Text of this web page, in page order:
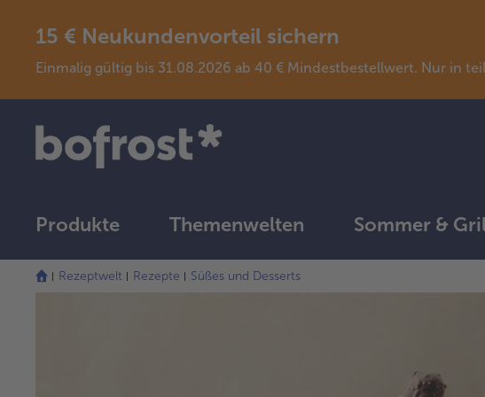
15 € Neukundenvorteil sichern
Einmalig gültig bis 31.08.2026 ab 40 € Mindestbestellwert. Nur in
Produkte Themenwelten Sommer &
Rezeptwelt Rezepte Süßes und Desserts